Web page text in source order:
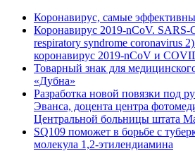
Коронавирус, самые
Коронавирус 2019-nCoV. SARS-
respiratory syndrome coronavirus
коронавирус 2019-nCoV и
Товарный знак для
«Дубна»
Разработка новой повязки под
Эванса, доцента центра
Центральной больницы штата
SQ109 поможет в борьбе с
молекула 1,2-этилендиамина